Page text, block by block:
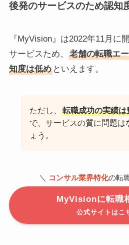
後発のサービスのため認知
『MyVision』は2022年11月に
サービスため、
老舗の転職エ
知度は低めといえます。
ただし、転職成功の実績は
で、サービスの質に問題は
ょう。
＼ コンサル業界特化の転
MyVisionに転職
公式サイトはこ